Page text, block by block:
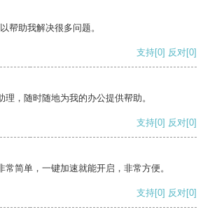
帮助我解决很多问题。
支持[0] 反对[0]
理，随时随地为我的办公提供帮助。
支持[0] 反对[0]
常简单，一键加速就能开启，非常方便。
支持[0] 反对[0]